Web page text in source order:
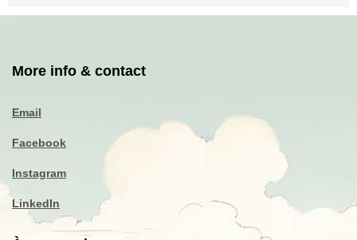
More info & contact
Email
Facebook
Instagram
LinkedIn